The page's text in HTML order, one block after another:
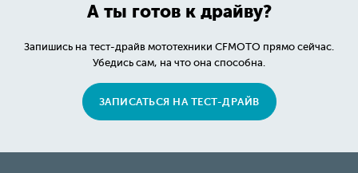
А ты готов к драйву?
Запишись на тест-драйв мототехники CFMOTO прямо сейчас.
Убедись сам, на что она способна.
ЗАПИСАТЬСЯ НА ТЕСТ-ДРАЙВ